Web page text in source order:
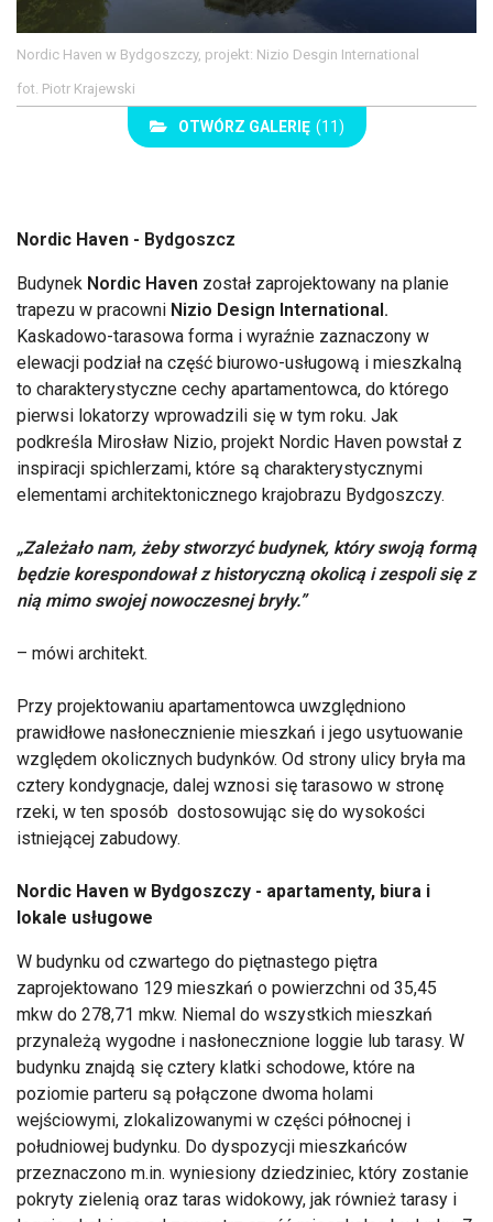
Nordic Haven w Bydgoszczy, projekt: Nizio Desgin International
fot. Piotr Krajewski
OTWÓRZ GALERIĘ (11)
Nordic Haven - Bydgoszcz
Budynek Nordic Haven został zaprojektowany na planie
trapezu w pracowni Nizio Design International.
Kaskadowo-tarasowa forma i wyraźnie zaznaczony w
elewacji podział na część biurowo-usługową i mieszkalną
to charakterystyczne cechy apartamentowca, do którego
pierwsi lokatorzy wprowadzili się w tym roku. Jak
podkreśla Mirosław Nizio, projekt Nordic Haven powstał z
inspiracji spichlerzami, które są charakterystycznymi
elementami architektonicznego krajobrazu Bydgoszczy.
Zależało nam, żeby stworzyć budynek, który swoją formą
będzie korespondował z historyczną okolicą i zespoli się z
nią mimo swojej nowoczesnej bryły.
– mówi architekt.
Przy projektowaniu apartamentowca uwzględniono
prawidłowe nasłonecznienie mieszkań i jego usytuowanie
względem okolicznych budynków. Od strony ulicy bryła ma
cztery kondygnacje, dalej wznosi się tarasowo w stronę
rzeki, w ten sposób dostosowując się do wysokości
istniejącej zabudowy.
Nordic Haven w Bydgoszczy - apartamenty, biura i
lokale usługowe
W budynku od czwartego do piętnastego piętra
zaprojektowano 129 mieszkań o powierzchni od 35,45
mkw do 278,71 mkw. Niemal do wszystkich mieszkań
przynależą wygodne i nasłonecznione loggie lub tarasy. W
budynku znajdą się cztery klatki schodowe, które na
poziomie parteru są połączone dwoma holami
wejściowymi, zlokalizowanymi w części północnej i
południowej budynku. Do dyspozycji mieszkańców
przeznaczono m.in. wyniesiony dziedziniec, który zostanie
pokryty zielenią oraz taras widokowy, jak również tarasy i